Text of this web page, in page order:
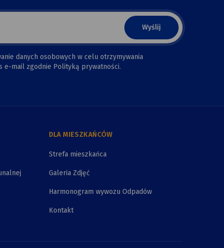
danych osobowych w celu otrzymywania
e-mail zgodnie Polityką prywatności.
DLA MIESZKAŃCÓW
Strefa mieszkańca
Galeria Zdjęć
Harmonogram wywozu Odpadów
Kontakt